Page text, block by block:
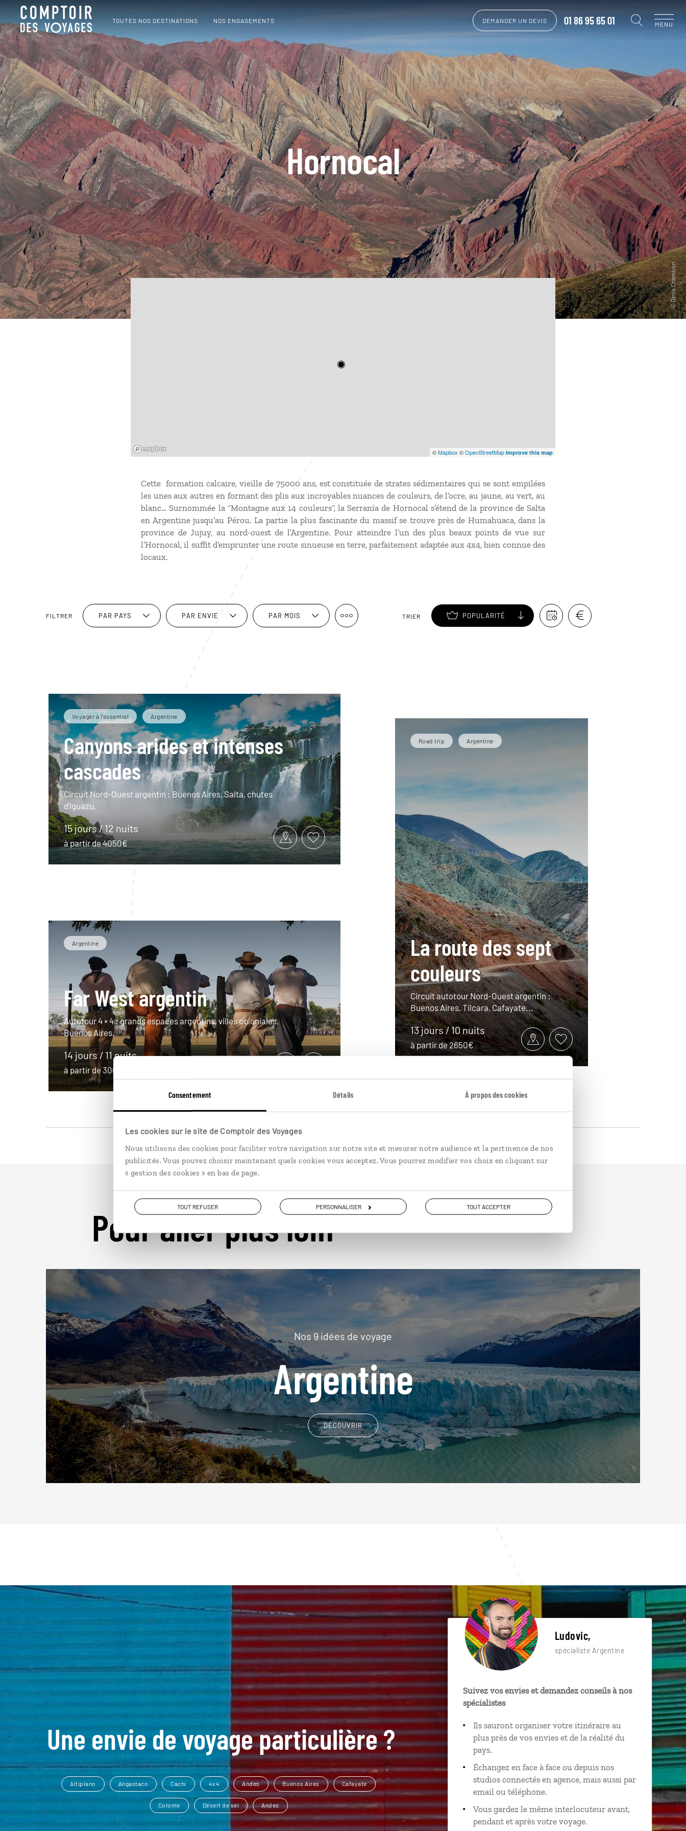
Consentement Détails À propos des cookies
Les cookies sur le site de Comptoir des Voyages
Nous utilisons des cookies pour faciliter votre navigation sur notre site et mesurer notre audience et la pertinence de nos
publicités. Vous pouvez choisir maintenant quels cookies vous acceptez. Vous pourrez modifier vos choix en cliquant sur
« gestion des cookies » en bas de page.
TOUT REFUSER PERSONNALISER TOUT ACCEPTER
TOUTES NOS DESTINATIONS NOS ENGAGEMENTS DEMANDER UN DEVIS 01 86 95 65 01 MENU
Hornocal
©Mapbox ©OpenStreetMap Improve this map
Cette formation calcaire, vieille de 75000 ans, est constituée de strates sédimentaires qui se sont empilées
les unes aux autres en formant des plis aux incroyables nuances de couleurs, de l’ocre, au jaune, au vert, au
blanc… Surnommée la “Montagne aux 14 couleurs“, la Serranía de Hornocal s’étend de la province de Salta
en Argentine jusqu’au Pérou. La partie la plus fascinante du massif se trouve près de Humahuaca, dans la
province de Jujuy, au nord-ouest de l’Argentine. Pour atteindre l’un des plus beaux points de vue sur
l’Hornocal, il suffit d’emprunter une route sinueuse en terre, parfaitement adaptée aux 4x4, bien connue des
locaux.
FILTRER PAR PAYS PAR ENVIE PAR MOIS TRIER POPULARITÉ
Voyager à l’essentiel Argentine
Canyons arides et intenses
cascades
Circuit Nord-Ouest argentin : Buenos Aires, Salta, chutes
d’Iguazu.
15 jours / 12 nuits
à partir de 4050€
Argentine
Far West argentin
Autotour 4 × 4 : grands espaces argentins, villes coloniales,
Buenos Aires.
14 jours / 11 nuits
à partir de 3000€
Road trip Argentine
La route des sept
couleurs
Circuit autotour Nord-Ouest argentin :
Buenos Aires, Tilcara, Cafayate...
13 jours / 10 nuits
à partir de 2650€
Pour aller plus loin
Nos 9 idées de voyage
Argentine
DÉCOUVRIR
Une envie de voyage particulière ?
Altiplano Angastaco Cachi 4x4 Andes Buenos Aires Cafayate
Colome Désert de sel Andes
Ludovic,
spécialiste Argentine
Suivez vos envies et demandez conseils à nos
spécialistes
Ils sauront organiser votre itinéraire au
plus près de vos envies et de la réalité du
pays.
Échangez en face à face ou depuis nos
studios connectés en agence, mais aussi par
email ou téléphone.
Vous gardez le même interlocuteur avant,
pendant et après votre voyage.